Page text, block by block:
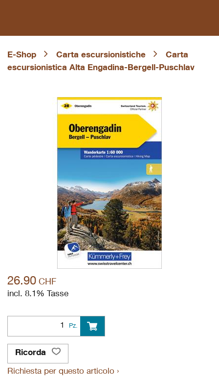
E-Shop Carta escursionistiche
Carta
escursionistica Alta Engadina-Bergell-Puschlav
26.90 CHF
incl. 8.1% Tasse
Pz.
Ricorda
Richiesta per questo articolo ›